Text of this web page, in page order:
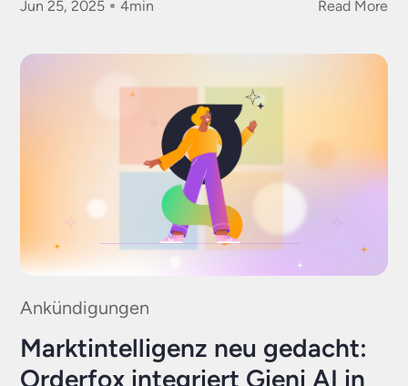
Jun 25, 2025 4min Read More
Ankündigungen
Marktintelligenz neu gedacht:
Orderfox integriert Gieni AI in